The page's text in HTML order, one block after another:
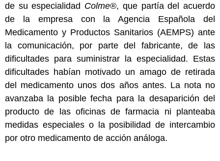
de su especialidad Colme®, que partía del acuerdo
de la empresa con la Agencia Española del
Medicamento y Productos Sanitarios (AEMPS) ante
la comunicación, por parte del fabricante, de las
dificultades para suministrar la especialidad. Estas
dificultades habían motivado un amago de retirada
del medicamento unos dos años antes. La nota no
avanzaba la posible fecha para la desaparición del
producto de las oficinas de farmacia ni planteaba
medidas especiales o la posibilidad de intercambio
por otro medicamento de acción análoga.